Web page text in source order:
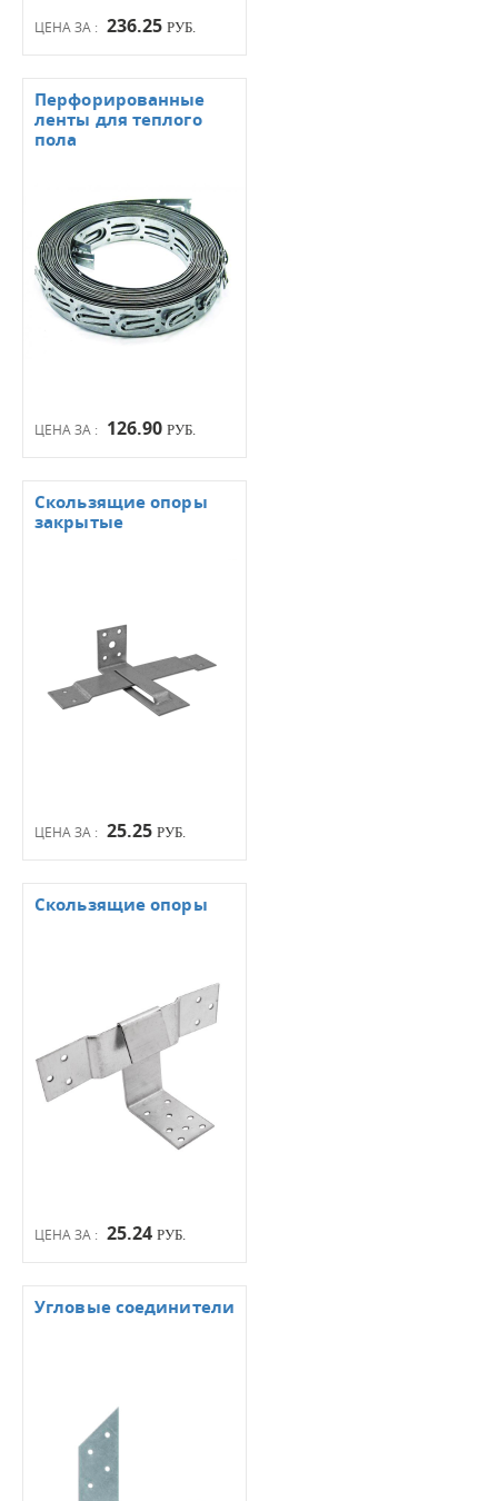
ЦЕНА ЗА : 236.25 РУБ.
ЦЕНА ЗА : 126.90 РУБ.
Перфорированные
ленты для теплого
пола
ЦЕНА ЗА : 25.25 РУБ.
Скользящие опоры
закрытые
ЦЕНА ЗА : 25.24 РУБ.
Скользящие опоры
Угловые соединители